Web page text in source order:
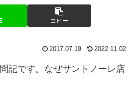
コピー
2017.07.19 2022.11.02
記です。なぜサントノーレ店